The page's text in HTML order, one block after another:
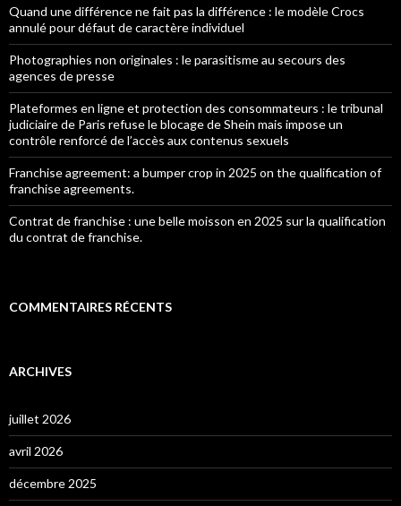
Quand une différence ne fait pas la différence : le modèle Crocs
annulé pour défaut de caractère individuel
Photographies non originales : le parasitisme au secours des
agences de presse
Plateformes en ligne et protection des consommateurs : le tribunal
judiciaire de Paris refuse le blocage de Shein mais impose un
contrôle renforcé de l’accès aux contenus sexuels
Franchise agreement: a bumper crop in 2025 on the qualification of
franchise agreements.
Contrat de franchise : une belle moisson en 2025 sur la qualification
du contrat de franchise.
COMMENTAIRES RÉCENTS
ARCHIVES
juillet 2026
avril 2026
décembre 2025